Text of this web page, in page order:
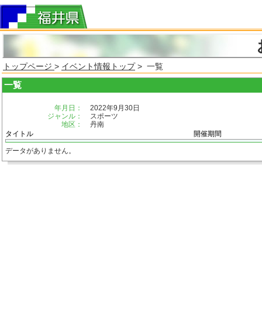
トップページ > イベント情報トップ> 一覧
一覧
年月日：
2022年9月30日
ジャンル：
スポーツ
地区：
丹南
タイトル
開催期間
データがありません。